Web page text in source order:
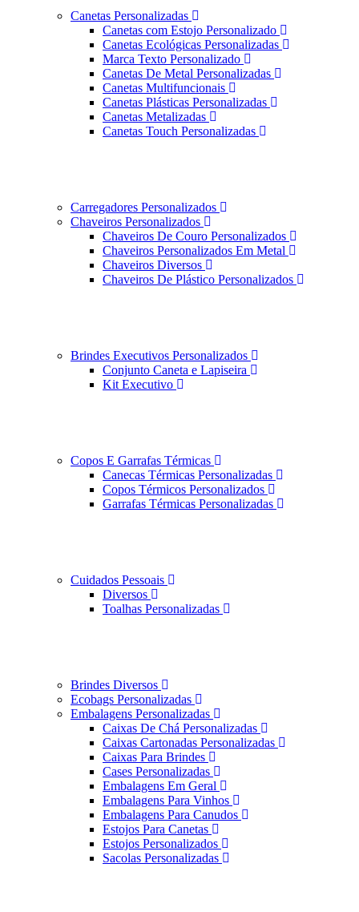
Canetas Personalizadas
Canetas com Estojo Personalizado
Canetas Ecológicas Personalizadas
Marca Texto Personalizado
Canetas De Metal Personalizadas
Canetas Multifuncionais
Canetas Plásticas Personalizadas
Canetas Metalizadas
Canetas Touch Personalizadas
Carregadores Personalizados
Chaveiros Personalizados
Chaveiros De Couro Personalizados
Chaveiros Personalizados Em Metal
Chaveiros Diversos
Chaveiros De Plástico Personalizados
Brindes Executivos Personalizados
Conjunto Caneta e Lapiseira
Kit Executivo
Copos E Garrafas Térmicas
Canecas Térmicas Personalizadas
Copos Térmicos Personalizados
Garrafas Térmicas Personalizadas
Cuidados Pessoais
Diversos
Toalhas Personalizadas
Brindes Diversos
Ecobags Personalizadas
Embalagens Personalizadas
Caixas De Chá Personalizadas
Caixas Cartonadas Personalizadas
Caixas Para Brindes
Cases Personalizadas
Embalagens Em Geral
Embalagens Para Vinhos
Embalagens Para Canudos
Estojos Para Canetas
Estojos Personalizados
Sacolas Personalizadas